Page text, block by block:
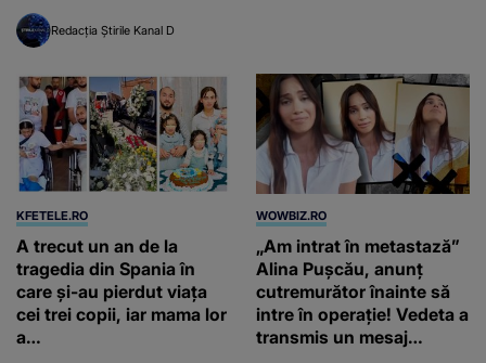
Redacția Știrile Kanal D
KFETELE.RO
A trecut un an de la
tragedia din Spania în
care și-au pierdut viața
cei trei copii, iar mama lor
a…
WOWBIZ.RO
„Am intrat în metastază”
Alina Pușcău, anunț
cutremurător înainte să
intre în operație! Vedeta a
transmis un mesaj